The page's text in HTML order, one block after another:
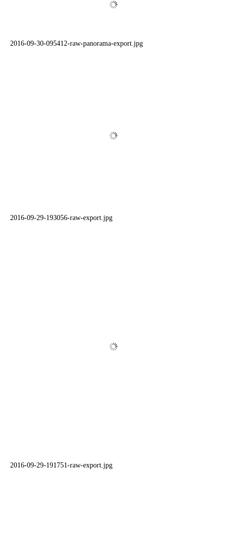
2016-09-30-095412-raw-panorama-export.jpg
2016-09-29-193056-raw-export.jpg
2016-09-29-191751-raw-export.jpg